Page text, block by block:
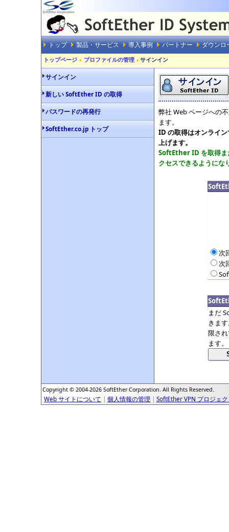
トップ 製品・サービス 導入事例 パートナー ダウンロ
トップページ プロファイルの管理 サインイン
サインイン
新しい SoftEther ID の取得
パスワードの再発行
SoftEther.co.jp トップ
弊社 Web ページへの
ます。
ID の取得はオンライ
上げます。
SoftEther ID を取得ま
クセスできるようにな
次
次
まだ
きま
限さ
ます。
Copyright © 2004-2026 SoftEther Corporation. All Rights Reserved.
Web サイトについて | 個人情報の管理 | SoftEther VPN プロジェ